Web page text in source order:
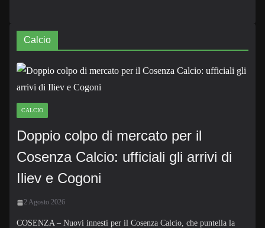
Calcio
CALCIO
Doppio colpo di mercato per il
Cosenza Calcio: ufficiali gli arrivi di
Iliev e Cogoni
2 Agosto 2026
COSENZA – Nuovi innesti per il Cosenza Calcio, che puntella la